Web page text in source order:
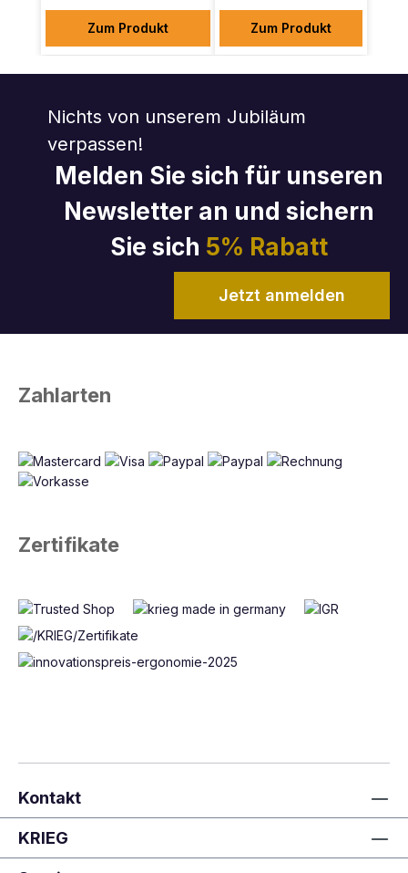
Zum Produkt Zum Produkt
Nichts von unserem Jubiläum
verpassen!
Melden Sie sich für unseren
Newsletter an und sichern
Sie sich 5% Rabatt
Jetzt anmelden
Zahlarten
Zertifikate
Kontakt
KRIEG